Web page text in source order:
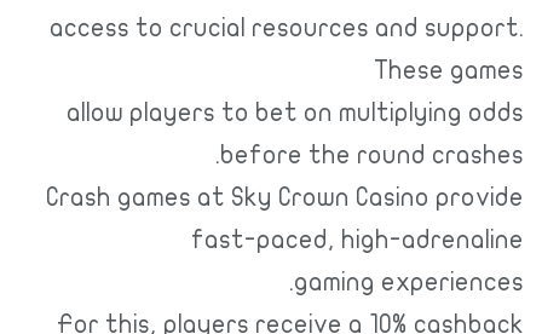
access to crucial resources and support.
These games
allow players to bet on multiplying odds
before the round crashes.
Crash games at Sky Crown Casino provide
fast-paced, high-adrenaline
gaming experiences.
For this, players receive a 10% cashback